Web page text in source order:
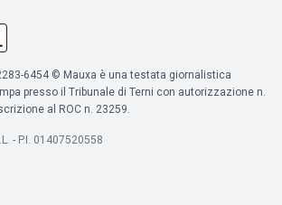
6454 © Mauxa è una testata giornalistica
presso il Tribunale di Terni con autorizzazione n.
al ROC n. 23259.
- P.I. 01407520558